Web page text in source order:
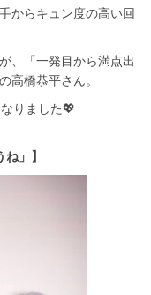
からキュン度の高い回
、「一発目から満点出
高橋恭平さん。
りました💖
」】